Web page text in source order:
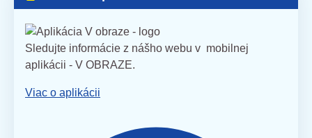
Sledujte informácie z nášho webu v mobilnej
aplikácii - V OBRAZE.
Viac o aplikácii